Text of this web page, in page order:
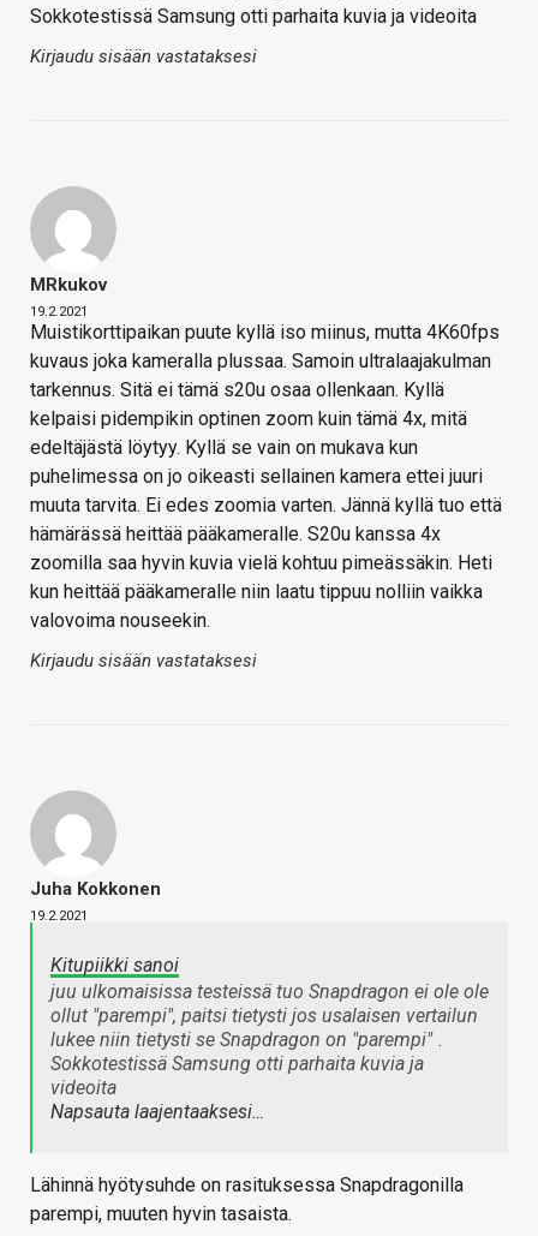
Sokkotestissä Samsung otti parhaita kuvia ja videoita
Kirjaudu sisään vastataksesi
MRkukov
19.2.2021
Muistikorttipaikan puute kyllä iso miinus, mutta 4K60fps
kuvaus joka kameralla plussaa. Samoin ultralaajakulman
tarkennus. Sitä ei tämä s20u osaa ollenkaan. Kyllä
kelpaisi pidempikin optinen zoom kuin tämä 4x, mitä
edeltäjästä löytyy. Kyllä se vain on mukava kun
puhelimessa on jo oikeasti sellainen kamera ettei juuri
muuta tarvita. Ei edes zoomia varten. Jännä kyllä tuo että
hämärässä heittää pääkameralle. S20u kanssa 4x
zoomilla saa hyvin kuvia vielä kohtuu pimeässäkin. Heti
kun heittää pääkameralle niin laatu tippuu nolliin vaikka
valovoima nouseekin.
Kirjaudu sisään vastataksesi
Juha Kokkonen
19.2.2021
Kitupiikki sanoi
juu ulkomaisissa testeissä tuo Snapdragon ei ole ole
ollut "parempi", paitsi tietysti jos usalaisen vertailun
lukee niin tietysti se Snapdragon on "parempi" .
Sokkotestissä Samsung otti parhaita kuvia ja
videoita
Napsauta laajentaaksesi…
Lähinnä hyötysuhde on rasituksessa Snapdragonilla
parempi, muuten hyvin tasaista.